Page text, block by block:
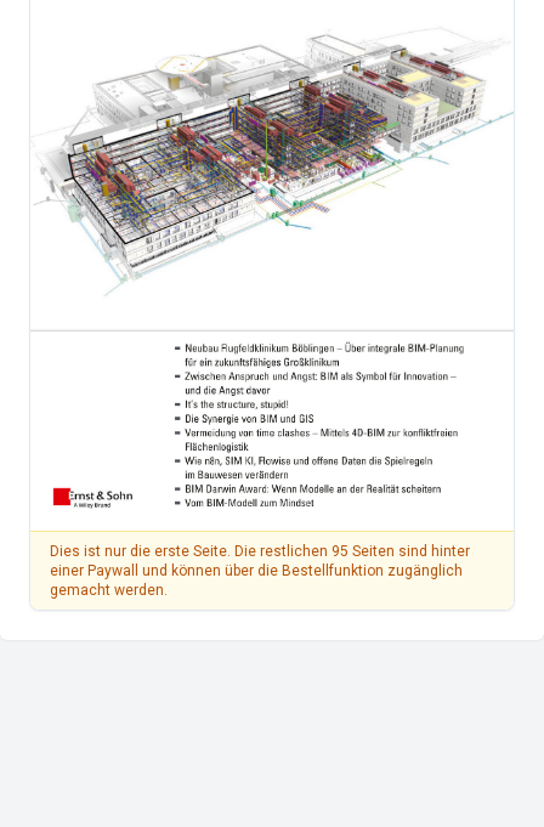
Dies ist nur die erste Seite. Die restlichen 95 Seiten sind hinter
einer Paywall und können über die Bestellfunktion zugänglich
gemacht werden.